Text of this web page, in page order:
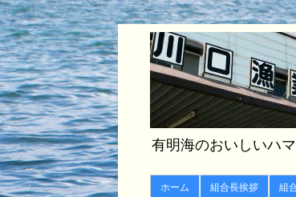
有明海のおいしいハ
ホーム 組合長挨拶 組